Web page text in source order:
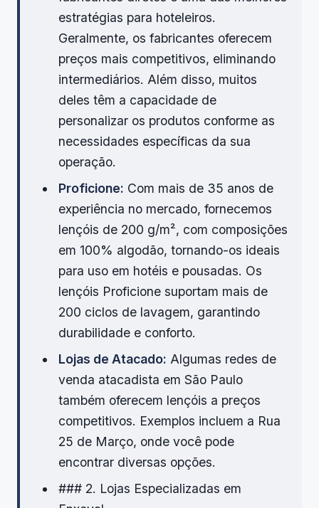
estratégias para hoteleiros.
Geralmente, os fabricantes oferecem
preços mais competitivos, eliminando
intermediários. Além disso, muitos
deles têm a capacidade de
personalizar os produtos conforme as
necessidades específicas da sua
operação.
Proficione: Com mais de 35 anos de
experiência no mercado, fornecemos
lençóis de 200 g/m², com composições
em 100% algodão, tornando-os ideais
para uso em hotéis e pousadas. Os
lençóis Proficione suportam mais de
200 ciclos de lavagem, garantindo
durabilidade e conforto.
Lojas de Atacado: Algumas redes de
venda atacadista em São Paulo
também oferecem lençóis a preços
competitivos. Exemplos incluem a Rua
25 de Março, onde você pode
encontrar diversas opções.
### 2. Lojas Especializadas em